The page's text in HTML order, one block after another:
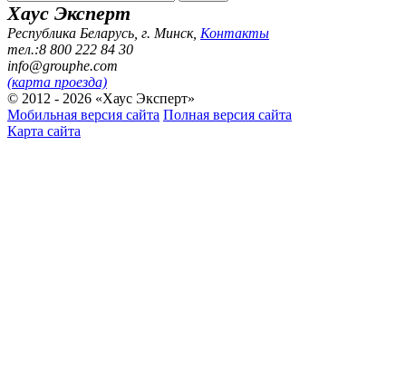
Хаус Эксперт
Республика Беларусь, г. Минск, Контакты
тел.:8 800 222 84 30
info@grouphe.com
(карта проезда)
© 2012 - 2026 «Хаус Эксперт»
Мобильная версия сайта Полная версия сайта
Карта сайта